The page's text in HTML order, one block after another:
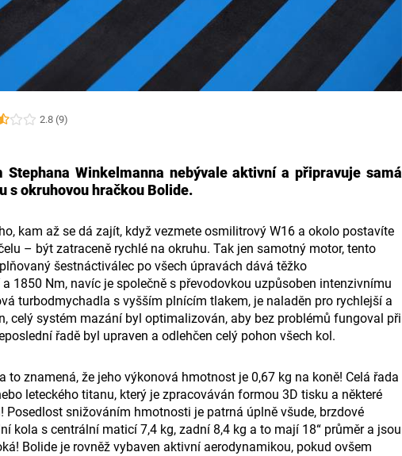
2.8 (9)
Stephana Winkelmanna nebývale aktivní a připravuje samá
s okruhovou hračkou Bolide.
kam až se dá zajít, když vezmete osmilitrový W16 a okolo postavíte
– být zatraceně rychlé na okruhu. Tak jen samotný motor, tento
šestnáctiválec po všech úpravách dává těžko
1850 Nm, navíc je společně s převodovkou uzpůsoben intenzivnímu
turbodmychadla s vyšším plnícím tlakem, je naladěn pro rychlejší a
celý systém mazání byl optimalizován, aby bez problémů fungoval při
řadě byl upraven a odlehčen celý pohon všech kol.
to znamená, že jeho výkonová hmotnost je 0,67 kg na koně! Celá řada
leteckého titanu, který je zpracováván formou 3D tisku a některé
Posedlost snižováním hmotnosti je patrná úplně všude, brzdové
kola s centrální maticí 7,4 kg, zadní 8,4 kg a to mají 18“ průměr a jsou
Bolide je rovněž vybaven aktivní aerodynamikou, pokud ovšem